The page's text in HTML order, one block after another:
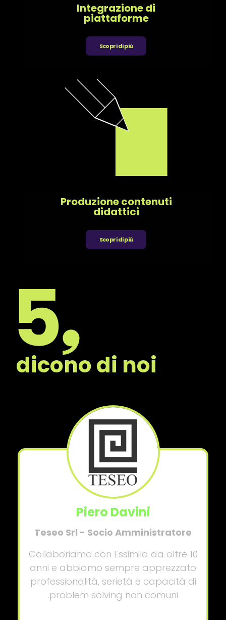
Integrazione di
piattaforme
Scopri di più
Produzione contenuti
didattici
Scopri di più
dicono di noi
Piero Davini
Teseo Srl - Socio Amministratore
Collaboriamo con Essimila da oltre 10
anni e abbiamo sempre apprezzato
professionalità, serietà e capacità di
problem solving non comuni.